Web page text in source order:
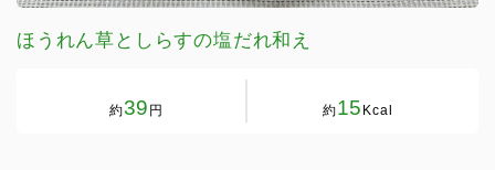
ほうれん草としらすの塩だれ和え
約39 円 約15 Kcal